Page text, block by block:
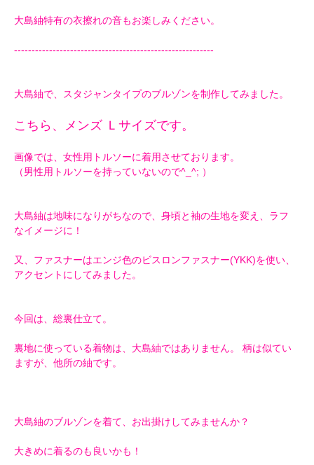
大島紬特有の衣擦れの音もお楽しみください。
---------------------------------------------------------
大島紬で、スタジャンタイプのブルゾンを制作してみました。
こちら、メンズ Ｌサイズです。
画像では、女性用トルソーに着用させております。
（男性用トルソーを持っていないので^_^; ）
大島紬は地味になりがちなので、身頃と袖の生地を変え、ラフ
なイメージに！
又、ファスナーはエンジ色のビスロンファスナー(YKK)を使い、
アクセントにしてみました。
今回は、総裏仕立て。
裏地に使っている着物は、大島紬ではありません。 柄は似てい
ますが、他所の紬です。
大島紬のブルゾンを着て、お出掛けしてみませんか？
大きめに着るのも良いかも！